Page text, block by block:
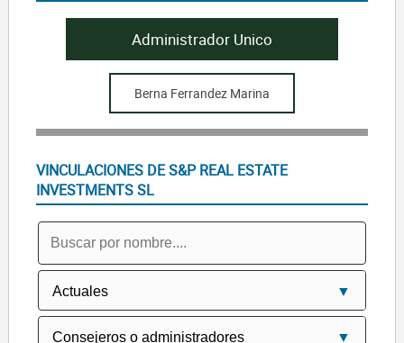
Administrador Unico
Berna Ferrandez Marina
VINCULACIONES DE S&P REAL ESTATE
INVESTMENTS SL